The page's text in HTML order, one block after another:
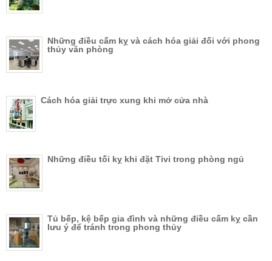
Những điều cấm kỵ và cách hóa giải đối với phong
thủy văn phòng
Cách hóa giải trực xung khi mở cửa nhà
Những điều tối kỵ khi đặt Tivi trong phòng ngủ
Tủ bếp, kệ bếp gia đình và những điều cấm kỵ cần
lưu ý để tránh trong phong thủy